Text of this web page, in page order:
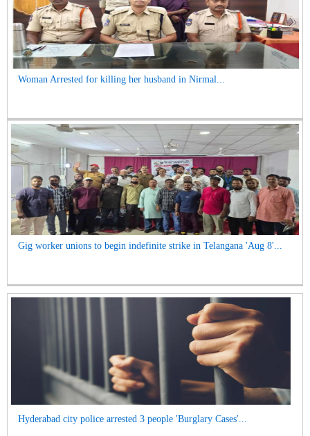
Woman Arrested for killing her husband in Nirmal...
Gig worker unions to begin indefinite strike in Telangana 'Aug 8'...
Hyderabad city police arrested 3 people 'Burglary Cases'...